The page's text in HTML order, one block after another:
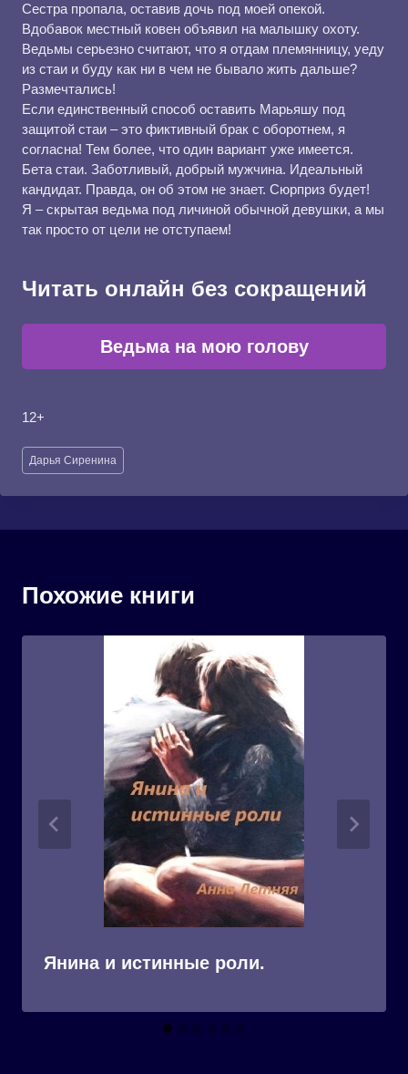
Сестра пропала, оставив дочь под моей опекой.
Вдобавок местный ковен объявил на малышку охоту.
Ведьмы серьезно считают, что я отдам племянницу, уеду
из стаи и буду как ни в чем не бывало жить дальше?
Размечтались!
Если единственный способ оставить Марьяшу под
защитой стаи – это фиктивный брак с оборотнем, я
согласна! Тем более, что один вариант уже имеется.
Бета стаи. Заботливый, добрый мужчина. Идеальный
кандидат. Правда, он об этом не знает. Сюрприз будет!
Я – скрытая ведьма под личиной обычной девушки, а мы
так просто от цели не отступаем!
Читать онлайн без сокращений
Ведьма на мою голову
12+
Метки
записи:
Дарья Сиренина
Похожие книги
Янина и истинные роли.